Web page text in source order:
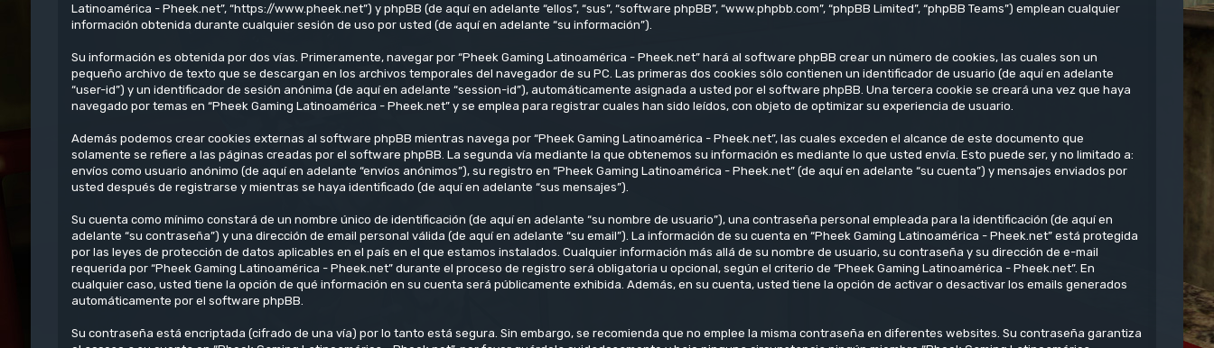
Latinoamérica - Pheek.net”, “https://www.pheek.net”) y phpBB (de aquí en adelante “ellos”, “sus”, “software phpBB”, “www.phpbb.com”, “phpBB Limited”, “phpBB Teams”) emplean cualquier
información obtenida durante cualquier sesión de uso por usted (de aquí en adelante “su información”).
Su información es obtenida por dos vías. Primeramente, navegar por “Pheek Gaming Latinoamérica - Pheek.net” hará al software phpBB crear un número de cookies, las cuales son un
pequeño archivo de texto que se descargan en los archivos temporales del navegador de su PC. Las primeras dos cookies sólo contienen un identificador de usuario (de aquí en adelante
“user-id”) y un identificador de sesión anónima (de aquí en adelante “session-id”), automáticamente asignada a usted por el software phpBB. Una tercera cookie se creará una vez que haya
navegado por temas en “Pheek Gaming Latinoamérica - Pheek.net” y se emplea para registrar cuales han sido leídos, con objeto de optimizar su experiencia de usuario.
Además podemos crear cookies externas al software phpBB mientras navega por “Pheek Gaming Latinoamérica - Pheek.net”, las cuales exceden el alcance de este documento que
solamente se refiere a las páginas creadas por el software phpBB. La segunda vía mediante la que obtenemos su información es mediante lo que usted envía. Esto puede ser, y no limitado a:
envíos como usuario anónimo (de aquí en adelante “envíos anónimos”), su registro en “Pheek Gaming Latinoamérica - Pheek.net” (de aquí en adelante “su cuenta”) y mensajes enviados por
usted después de registrarse y mientras se haya identificado (de aquí en adelante “sus mensajes”).
Su cuenta como mínimo constará de un nombre único de identificación (de aquí en adelante “su nombre de usuario”), una contraseña personal empleada para la identificación (de aquí en
adelante “su contraseña”) y una dirección de email personal válida (de aquí en adelante “su email”). La información de su cuenta en “Pheek Gaming Latinoamérica - Pheek.net” está protegida
por las leyes de protección de datos aplicables en el país en el que estamos instalados. Cualquier información más allá de su nombre de usuario, su contraseña y su dirección de e-mail
requerida por “Pheek Gaming Latinoamérica - Pheek.net” durante el proceso de registro será obligatoria u opcional, según el criterio de “Pheek Gaming Latinoamérica - Pheek.net”. En
cualquier caso, usted tiene la opción de qué información en su cuenta será públicamente exhibida. Además, en su cuenta, usted tiene la opción de activar o desactivar los emails generados
automáticamente por el software phpBB.
Su contraseña está encriptada (cifrado de una vía) por lo tanto está segura. Sin embargo, se recomienda que no emplee la misma contraseña en diferentes websites. Su contraseña garantiza